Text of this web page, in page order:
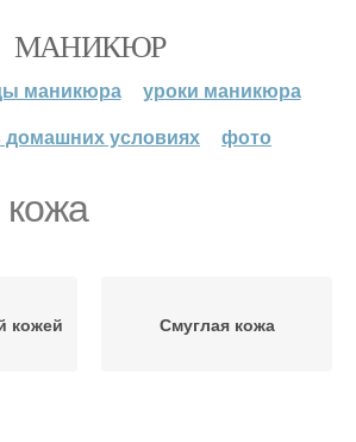
МАНИКЮР
маникюра
уроки маникюра
условиях
фото
кожей Смуглая кожа